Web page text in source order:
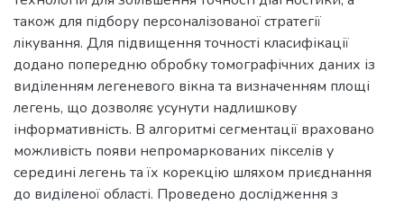
також для підбору персоналізованої стратегії
лікування. Для підвищення точності класифікації
додано попередню обробку томографічних даних із
виділенням легеневого вікна та визначенням площі
легень, що дозволяє усунути надлишкову
інформативність. В алгоритмі сегментації враховано
можливість появи непромаркованих пікселів у
середині легень та їх корекцію шляхом приєднання
до виділеної області. Проведено дослідження з